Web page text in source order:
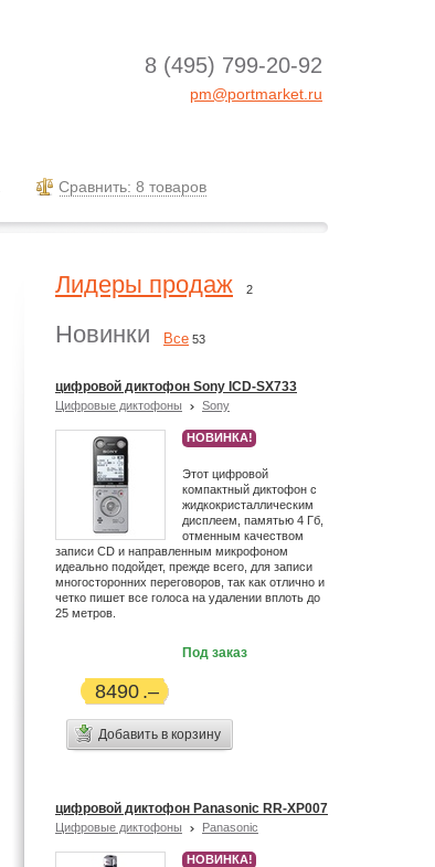
Лидеры продаж 2
Новинки Все 53
цифровой диктофон Sony ICD-SX733
Цифровые диктофоны Sony
НОВИНКА!
Этот цифровой
компактный диктофон с
жидкокристаллическим
дисплеем, памятью 4 Гб,
отменным качеством
записи CD и направленным микрофоном
идеально подойдет, прежде всего, для записи
многосторонних переговоров, так как отлично и
четко пишет все голоса на удалении вплоть до
25 метров.
Под заказ
8490
Добавить в корзину
цифровой диктофон Panasonic RR-XP007
Цифровые диктофоны Panasonic
НОВИНКА!
8 (495) 799-20-92
pm@portmarket.ru
Cравнить: 8 товаров